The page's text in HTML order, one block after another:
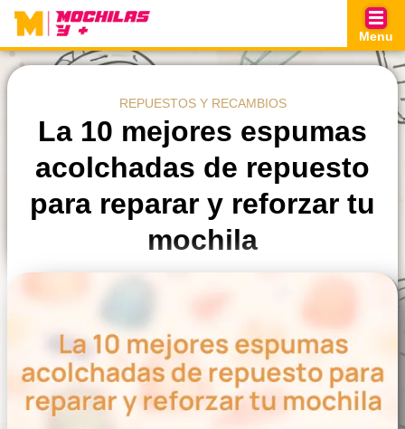
Skip
content
Menu
REPUESTOS Y RECAMBIOS
La 10 mejores espumas
acolchadas de repuesto
para reparar y reforzar tu
mochila